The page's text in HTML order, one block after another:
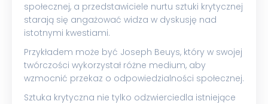
społecznej, a przedstawiciele nurtu sztuki krytycznej
starają się angażować widza w dyskusję nad
istotnymi kwestiami.
Przykładem może być Joseph Beuys, który w swojej
twórczości wykorzystał różne medium, aby
wzmocnić przekaz o odpowiedzialności społecznej.
Sztuka krytyczna nie tylko odzwierciedla istniejące